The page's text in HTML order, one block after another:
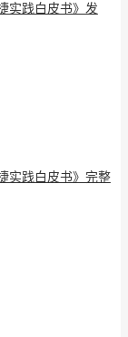
实践白皮书》发
实践白皮书》完整